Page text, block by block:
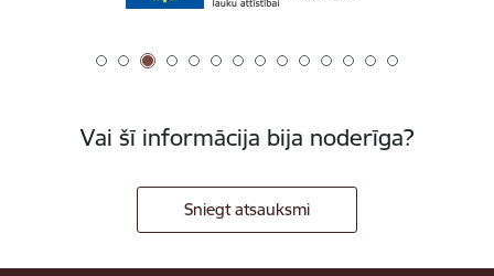
Vai šī informācija bija noderīga?
Sniegt atsauksmi